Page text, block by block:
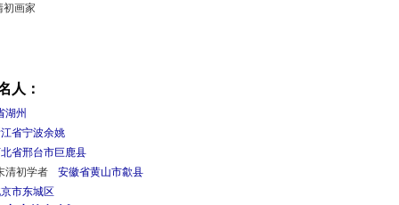
初画家
人：
湖州
省宁波余姚
省邢台市巨鹿县
清初学者 安徽省黄山市歙县
市东城区